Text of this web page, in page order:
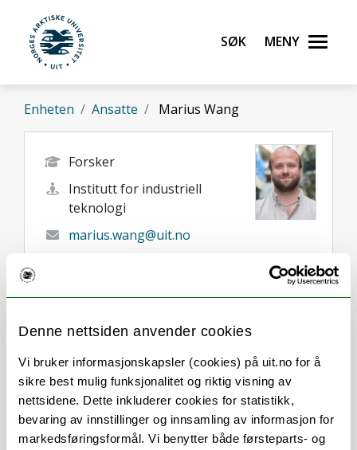
Denne nettsiden anvender cookies
Vi bruker informasjonskapsler (cookies) på uit.no for å
sikre best mulig funksjonalitet og riktig visning av
nettsidene. Dette inkluderer cookies for statistikk,
bevaring av innstillinger og innsamling av informasjon for
markedsføringsformål. Vi benytter både førsteparts- og
Gå til hovedinnhold
UiT Norges arktiske universitet
Søk Meny
Enheten Ansatte Marius Wang
Forsker
Institutt for industriell
teknologi
marius.wang@uit.no
Om
Forskning og undervisning